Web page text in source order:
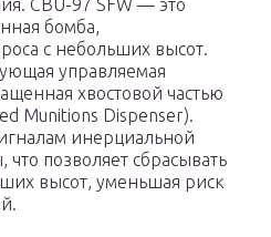
CBU-97 SFW — это
бомба,
с небольших высот.
управляемая
хвостовой частью
Munitions Dispenser).
инерциальной
позволяет сбрасывать
высот, уменьшая риск